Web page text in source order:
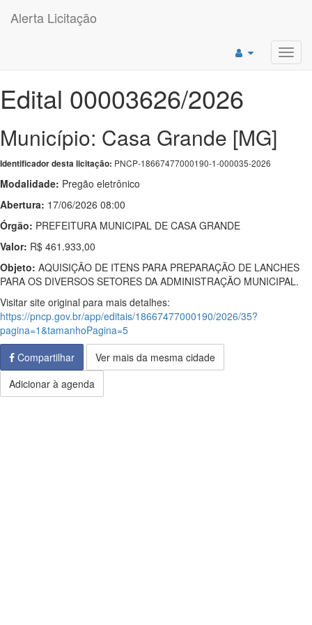
Alerta Licitação
Edital 00003626/2026
Município: Casa Grande [MG]
Identificador desta licitação: PNCP-18667477000190-1-000035-2026
Modalidade: Pregão eletrônico
Abertura: 17/06/2026 08:00
Órgão: PREFEITURA MUNICIPAL DE CASA GRANDE
Valor: R$ 461.933,00
Objeto: AQUISIÇÃO DE ITENS PARA PREPARAÇÃO DE LANCHES
PARA OS DIVERSOS SETORES DA ADMINISTRAÇÃO MUNICIPAL.
Visitar site original para mais detalhes:
https://pncp.gov.br/app/editais/18667477000190/2026/35?
pagina=1&tamanhoPagina=5
Compartilhar
Ver mais da mesma cidade
Adicionar à agenda